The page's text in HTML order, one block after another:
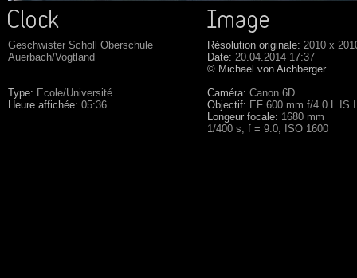
Geschwister Scholl Oberschule
Auerbach/Vogtland
Type: Ecole/Université
Heure affichée: 05:36
Résolution originale: 2010 x
Date: 20.04.2014 17:37
© Michael von Aichberger
Caméra: Canon 6D
Objectif: EF 600 mm f/4.0 L IS
Longeur focale: 1680 mm
1/400 s, f = 9.0, ISO 1600